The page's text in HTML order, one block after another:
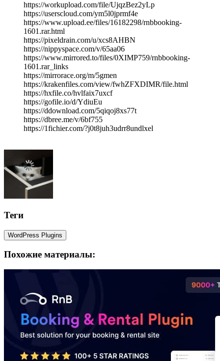
https://workupload.com/file/UjqzBez2yLp
https://userscloud.com/ym5l0jprmf4e
https://www.upload.ee/files/16182298/rnbbooking-
1601.rar.html
https://pixeldrain.com/u/xcs8AHBN
https://nippyspace.com/v/65aa06
https://www.mirrored.to/files/0XIMP759/rnbbooking-
1601.rar_links
https://mirrorace.org/m/5gmen
https://krakenfiles.com/view/fwhZFXDIMR/file.html
https://hxfile.co/hvlfaix7uxcf
https://gofile.io/d/YdiuEu
https://ddownload.com/5qiqoj8xs77t
https://dbree.me/v/6bf755
https://1fichier.com/?j0t8juh3udrr8undlxel
Теги
WordPress Plugins
Похожие материалы: